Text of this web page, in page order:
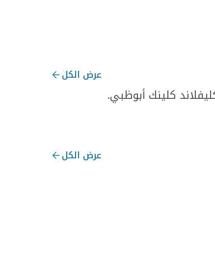
عرض الكل
كلينك أبوظبي.
عرض الكل